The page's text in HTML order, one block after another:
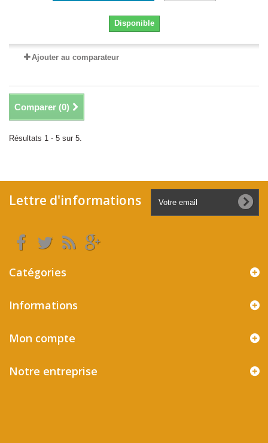
Disponible
Ajouter au comparateur
Comparer (0)
Résultats 1 - 5 sur 5.
Lettre d'informations
Catégories
Informations
Mon compte
Notre entreprise